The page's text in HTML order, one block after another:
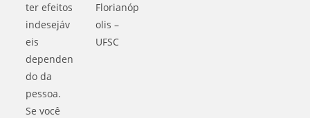
ter efeitos
indesejáv
eis
dependen
do da
pessoa.
Se você
Florianóp
olis –
UFSC